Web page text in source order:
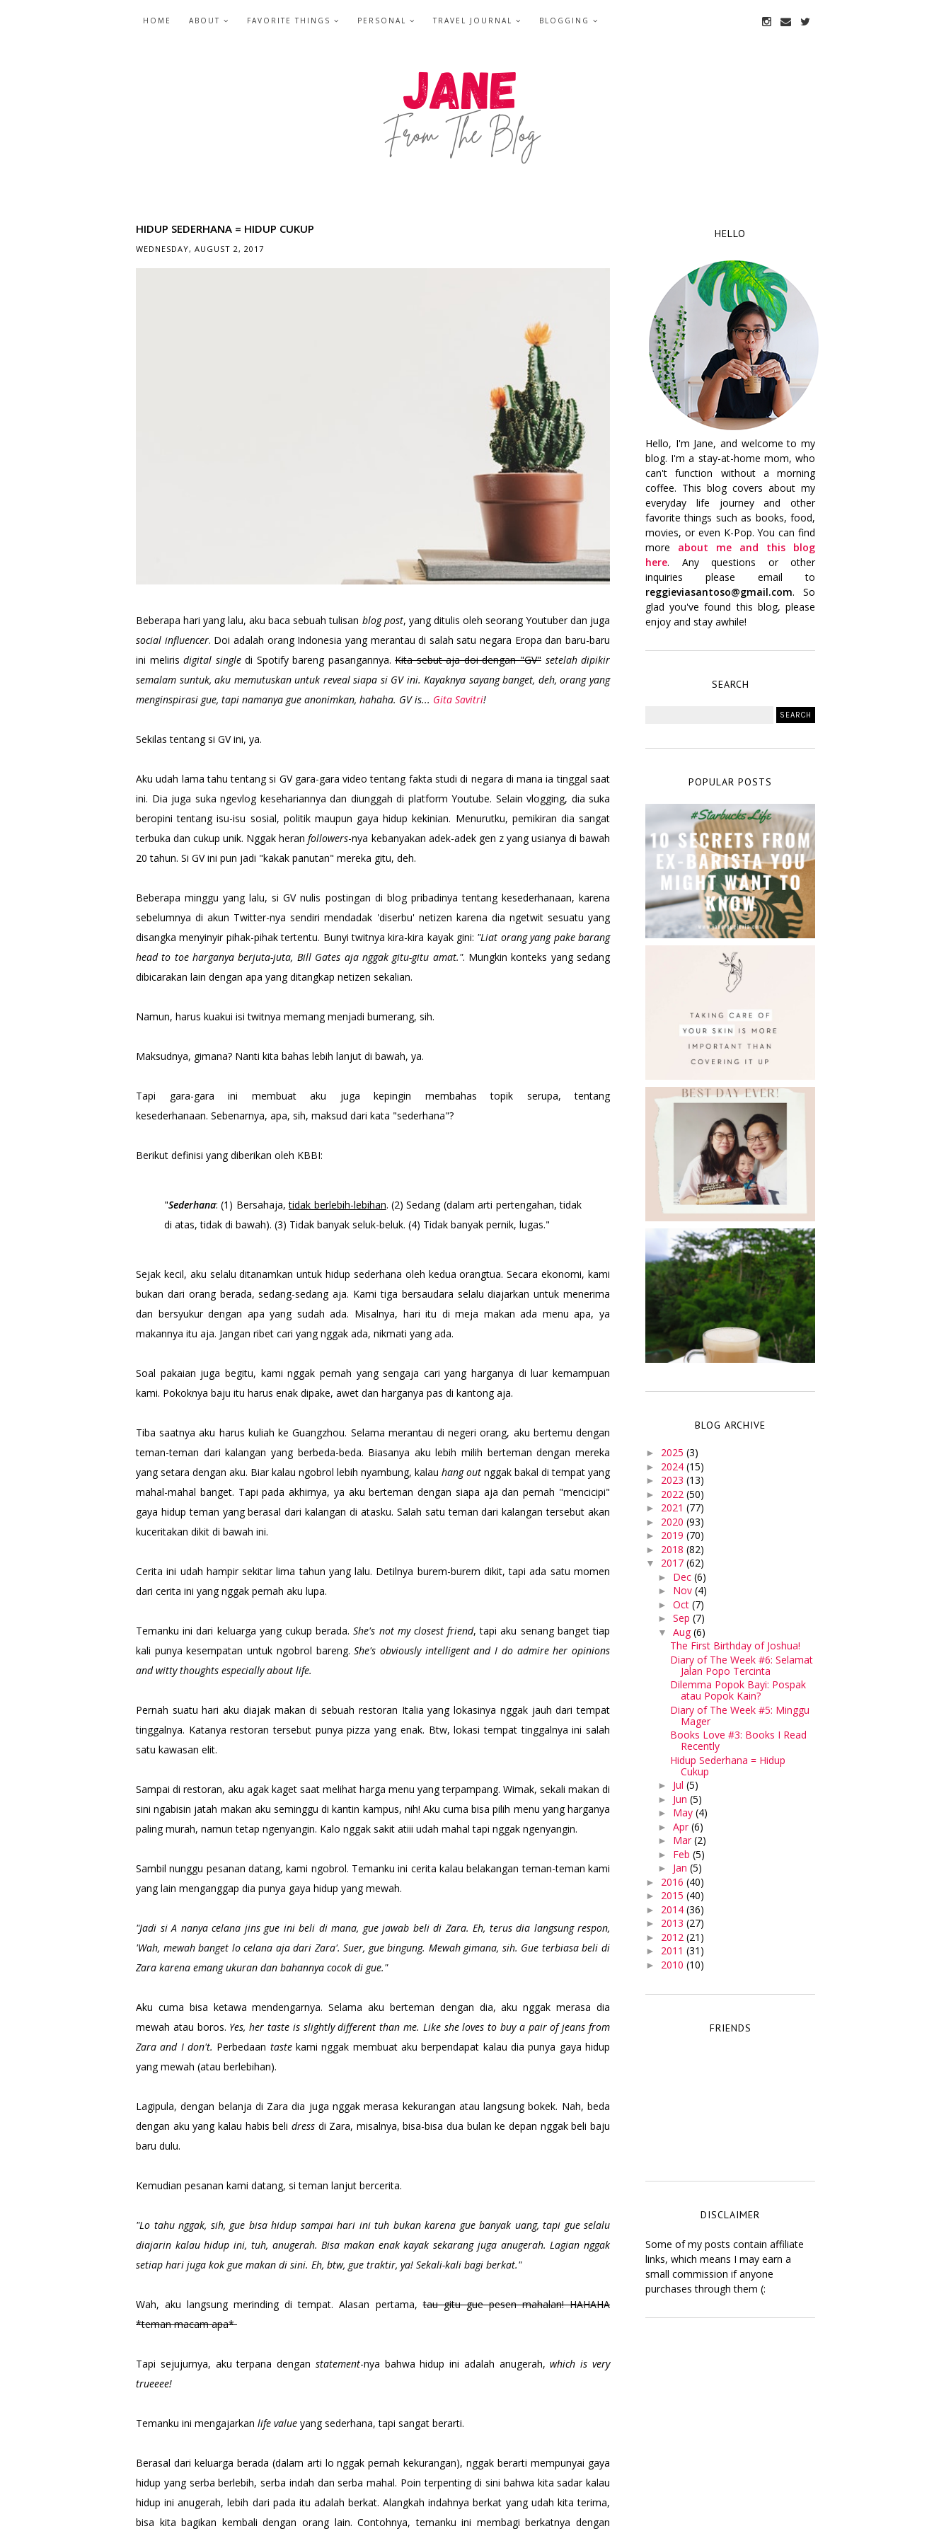
HOME ABOUT FAVORITE THINGS PERSONAL TRAVEL JOURNAL BLOGGING
HIDUP SEDERHANA = HIDUP CUKUP
WEDNESDAY, AUGUST 2, 2017
Beberapa hari yang lalu, aku baca sebuah tulisan blog post, yang ditulis oleh seorang Youtuber dan juga
social influencer. Doi adalah orang Indonesia yang merantau di salah satu negara Eropa dan baru-baru
ini melirisdigital singledi Spotify bareng pasangannya.Kita sebut aja doi dengan "GV" setelah dipikir
semalam suntuk, aku memutuskan untuk reveal siapa si GV ini. Kayaknya sayang banget, deh, orang yang
menginspirasi gue, tapi namanya gue anonimkan, hahaha. GV is... Gita Savitri!
Sekilas tentang si GV ini, ya.
Aku udah lama tahu tentang si GV gara-gara video tentang fakta studi di negara di mana ia tinggal saat
ini. Dia juga suka ngevlog kesehariannya dan diunggah di platform Youtube. Selain vlogging, dia suka
beropini tentang isu-isu sosial, politik maupun gaya hidup kekinian. Menurutku, pemikiran dia sangat
terbuka dan cukup unik. Nggak heranfollowers-nya kebanyakan adek-adek gen z yang usianya di bawah
20 tahun. Si GV ini pun jadi "kakak panutan" mereka gitu, deh.
Beberapa minggu yang lalu, si GV nulis postingan di blog pribadinya tentang kesederhanaan, karena
sebelumnya di akun Twitter-nya sendiri mendadak 'diserbu' netizen karena dia ngetwit sesuatu yang
disangka menyinyir pihak-pihak tertentu. Bunyi twitnya kira-kira kayak gini: "Liat orang yang pake barang
head to toe harganya berjuta-juta, Bill Gates aja nggak gitu-gitu amat.". Mungkin konteks yang sedang
dibicarakan lain dengan apa yang ditangkap netizen sekalian.
Namun, harus kuakui isi twitnya memang menjadi bumerang, sih.
Maksudnya, gimana? Nanti kita bahas lebih lanjut di bawah, ya.
Tapi gara-gara ini membuat aku juga kepingin membahas topik serupa, tentang
kesederhanaan. Sebenarnya, apa, sih, maksud dari kata "sederhana"?
Berikut definisi yang diberikan oleh KBBI:
"Sederhana: (1) Bersahaja,tidak berlebih-lebihan. (2) Sedang (dalam arti pertengahan, tidak
di atas, tidak di bawah). (3) Tidak banyak seluk-beluk. (4) Tidak banyak pernik, lugas."
Sejak kecil, aku selalu ditanamkan untuk hidup sederhana oleh kedua orangtua. Secara ekonomi, kami
bukan dari orang berada, sedang-sedang aja. Kami tiga bersaudara selalu diajarkan untuk menerima
dan bersyukur dengan apa yang sudah ada. Misalnya, hari itu di meja makan ada menu apa, ya
makannya itu aja. Jangan ribet cari yang nggak ada, nikmati yang ada.
Soal pakaian juga begitu, kami nggak pernah yang sengaja cari yang harganya di luar kemampuan
kami. Pokoknya baju itu harus enak dipake, awet dan harganya pas di kantong aja.
Tiba saatnya aku harus kuliah ke Guangzhou. Selama merantau di negeri orang, aku bertemu dengan
teman-teman dari kalangan yang berbeda-beda. Biasanya aku lebih milih berteman dengan mereka
yang setara dengan aku. Biar kalau ngobrol lebih nyambung, kalau hang out nggak bakal di tempat yang
mahal-mahal banget. Tapi pada akhirnya, ya aku berteman dengan siapa aja dan pernah "mencicipi"
gaya hidup teman yang berasal dari kalangan di atasku. Salah satu teman dari kalangan tersebut akan
kuceritakan dikit di bawah ini.
Cerita ini udah hampir sekitar lima tahun yang lalu. Detilnya burem-burem dikit, tapi ada satu momen
dari cerita ini yang nggak pernah aku lupa.
Temanku ini dari keluarga yang cukup berada.She's not my closest friend, tapi aku senang banget tiap
kali punya kesempatan untuk ngobrol bareng.She's obviously intelligent and I do admire her opinions
and witty thoughts especially about life.
Pernah suatu hari aku diajak makan di sebuah restoran Italia yang lokasinya nggak jauh dari tempat
tinggalnya. Katanya restoran tersebut punya pizza yang enak. Btw, lokasi tempat tinggalnya ini salah
satu kawasan elit.
Sampai di restoran, aku agak kaget saat melihat harga menu yang terpampang. Wimak, sekali makan di
sini ngabisin jatah makan aku seminggu di kantin kampus, nih! Aku cuma bisa pilih menu yang harganya
paling murah, namun tetap ngenyangin. Kalo nggak sakit atiii udah mahal tapi nggak ngenyangin.
Sambil nunggu pesanan datang, kami ngobrol. Temanku ini cerita kalau belakangan teman-teman kami
yang lain menganggap dia punya gaya hidup yang mewah.
"Jadi si A nanya celana jins gue ini beli di mana, gue jawab beli di Zara. Eh, terus dia langsung respon,
'Wah, mewah banget lo celana aja dari Zara'. Suer, gue bingung. Mewah gimana, sih. Gue terbiasa beli di
Zara karena emang ukuran dan bahannya cocok di gue."
Aku cuma bisa ketawa mendengarnya. Selama aku berteman dengan dia, aku nggak merasa dia
mewah atau boros. Yes, her taste is slightly different than me. Like she loves to buy a pair of jeans from
Zara and I don't. Perbedaan tastekami nggak membuat aku berpendapat kalau dia punya gaya hidup
yang mewah (atau berlebihan).
Lagipula, dengan belanja di Zara dia juga nggak merasa kekurangan atau langsung bokek. Nah, beda
dengan aku yang kalau habis beli dressdi Zara, misalnya, bisa-bisa dua bulan ke depan nggak beli baju
baru dulu.
Kemudian pesanan kami datang, si teman lanjut bercerita.
"Lo tahu nggak, sih, gue bisa hidup sampai hari ini tuh bukan karena gue banyak uang, tapi gue selalu
diajarin kalau hidup ini, tuh, anugerah. Bisa makan enak kayak sekarang juga anugerah. Lagian nggak
setiap hari juga kok gue makan di sini. Eh, btw, gue traktir, ya! Sekali-kali bagi berkat."
Wah, aku langsung merinding di tempat. Alasan pertama,tau gitu gue pesen mahalan! HAHAHA
*teman macam apa*
Tapi sejujurnya, aku terpana dengan statement-nya bahwa hidup ini adalah anugerah,which is very
trueeee!
Temanku ini mengajarkan life value yang sederhana, tapi sangat berarti.
Berasal dari keluarga berada (dalam arti lo nggak pernah kekurangan), nggak berarti mempunyai gaya
hidup yang serba berlebih, serba indah dan serba mahal. Poin terpenting di sini bahwa kita sadar kalau
hidup ini anugerah, lebih dari pada itu adalah berkat. Alangkah indahnya berkat yang udah kita terima,
bisa kita bagikan kembali dengan orang lain. Contohnya, temanku ini membagi berkatnya dengan
HELLO
Hello, I'm Jane, and welcome to my
blog. I'm a stay-at-home mom, who
can't function without a morning
coffee. This blog covers about my
everyday life journey and other
favorite things such as books, food,
movies, or even K-Pop. You can find
more about me and this blog
here. Any questions or other
inquiries please email to
reggieviasantoso@gmail.com. So
glad you've found this blog, please
enjoy and stay awhile!
SEARCH
POPULAR POSTS
BLOG ARCHIVE
► 2025 (3)
► 2024 (15)
► 2023 (13)
► 2022 (50)
► 2021 (77)
► 2020 (93)
► 2019 (70)
► 2018 (82)
▼ 2017 (62)
► Dec (6)
► Nov (4)
► Oct (7)
► Sep (7)
▼ Aug(6)
The First Birthday of Joshua!
Diary of The Week #6: Selamat
Jalan Popo Tercinta
Dilemma Popok Bayi: Pospak
atau Popok Kain?
Diary of The Week #5: Minggu
Mager
Books Love #3: Books I Read
Recently
Hidup Sederhana = Hidup
Cukup
► Jul (5)
► Jun (5)
► May (4)
► Apr(6)
► Mar(2)
► Feb (5)
► Jan (5)
► 2016 (40)
► 2015 (40)
► 2014 (36)
► 2013 (27)
► 2012 (21)
► 2011 (31)
► 2010 (10)
FRIENDS
DISCLAIMER
Some of my posts contain affiliate
links, which means I may earn a
small commission if anyone
purchases through them (: